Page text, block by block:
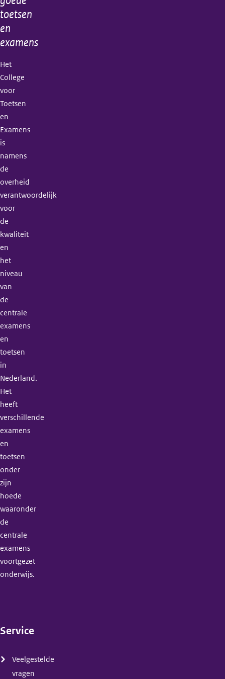
toetsen
en
examens
Het
College
voor
Toetsen
en
Examens
is
namens
de
overheid
verantwoordelijk
voor
de
kwaliteit
en
het
niveau
van
de
centrale
examens
en
toetsen
in
Nederland.
Het
heeft
verschillende
examens
en
toetsen
onder
zijn
hoede
waaronder
de
centrale
examens
voortgezet
onderwijs.
Service
Veelgestelde
vragen